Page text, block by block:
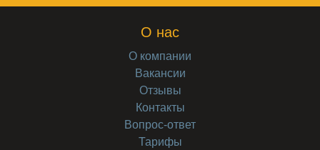
О нас
О компании
Вакансии
Отзывы
Контакты
Вопрос-ответ
Тарифы